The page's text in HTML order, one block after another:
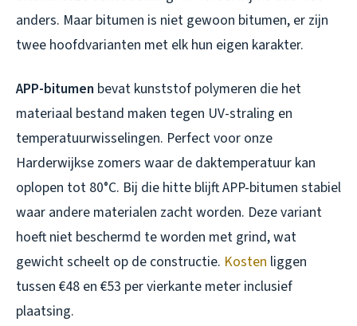
anders. Maar bitumen is niet gewoon bitumen, er zijn
twee hoofdvarianten met elk hun eigen karakter.
APP-bitumen bevat kunststof polymeren die het
materiaal bestand maken tegen UV-straling en
temperatuurwisselingen. Perfect voor onze
Harderwijkse zomers waar de daktemperatuur kan
oplopen tot 80°C. Bij die hitte blijft APP-bitumen stabiel
waar andere materialen zacht worden. Deze variant
hoeft niet beschermd te worden met grind, wat
gewicht scheelt op de constructie. Kosten liggen
tussen €48 en €53 per vierkante meter inclusief
plaatsing.